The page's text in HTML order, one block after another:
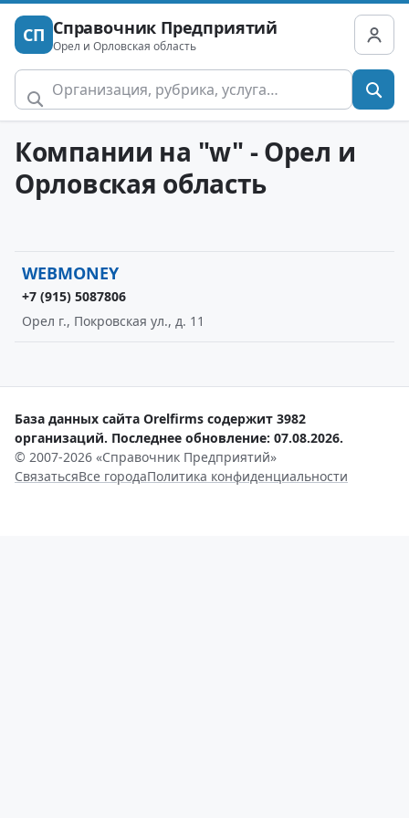
СП Справочник Предприятий
Орел и Орловская область
Компании на "w" - Орел и
Орловская область
WEBMONEY
+7 (915) 5087806
Орел г., Покровская ул., д. 11
База данных сайта Orelfirms содержит 3982
организаций. Последнее обновление: 07.08.2026.
© 2007-2026 «Справочник Предприятий»
СвязатьсяВсе городаПолитика конфиденциальности